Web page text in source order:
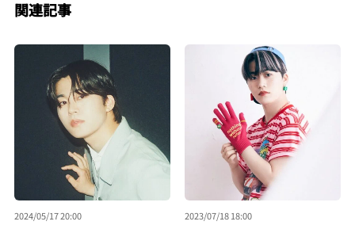
関連記事
2024/05/17 20:00 2023/07/18 18:00